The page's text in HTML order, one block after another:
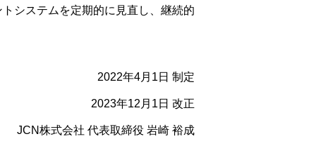
システムを定期的に見直し、継続的
2022年4月1日 制定
2023年12月1日 改正
JCN株式会社 代表取締役 岩崎 裕成